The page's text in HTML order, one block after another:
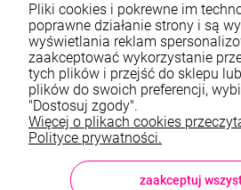
Informacje
O nas
TWOJE
Sklep: StaloweLOVE, Krajobrazowa
podkarpackie, NIP: 8133612433,
Pliki cookies i pokrewne im
poprawne działanie strony i są
wyświetlania reklam
zaakceptować wykorzystanie
tych plików i przejść do sklepu
plików do swoich preferencji,
"Dostosuj zgody".
Więcej o plikach cookies
Polityce prywatności.
zaakceptuj